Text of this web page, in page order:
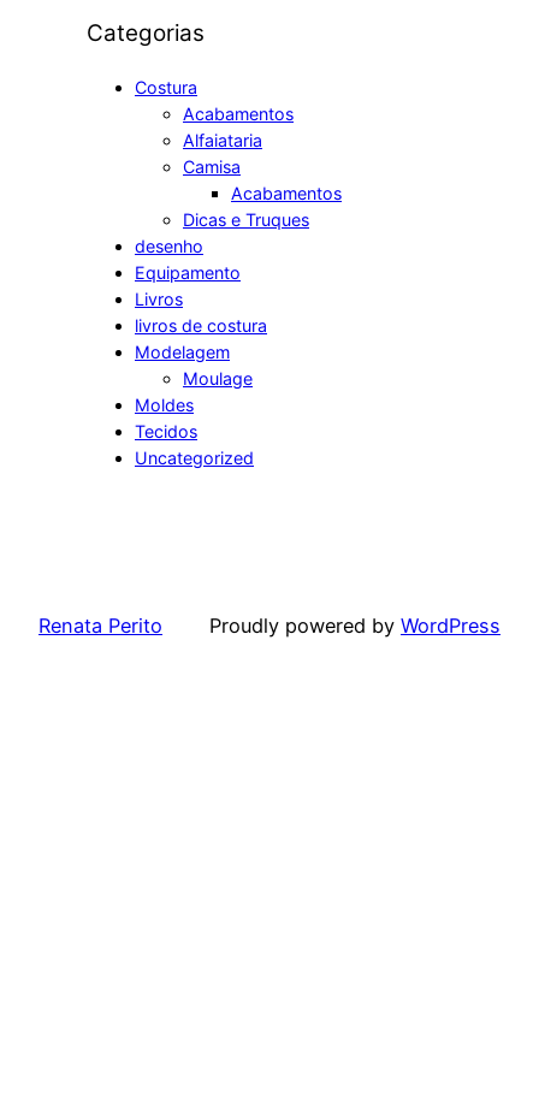
a
Categorias
Costura
Acabamentos
Alfaiataria
Camisa
Acabamentos
Dicas e Truques
desenho
Equipamento
Livros
livros de costura
Modelagem
Moulage
Moldes
Tecidos
Uncategorized
Renata Perito Proudly powered by WordPress